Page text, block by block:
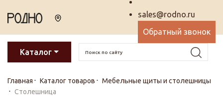
sales@rodno.ru
Обратный звонок
Каталог
Главная Каталог товаров
Мебельные щиты и столешницы
Столешница